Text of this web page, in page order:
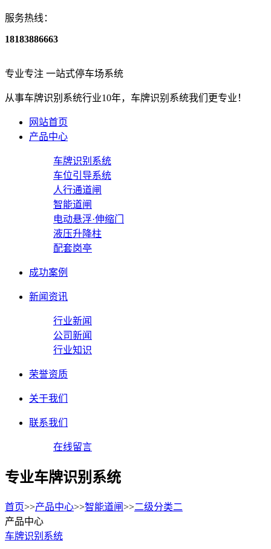
服务热线：
18183886663
专业专注 一站式停车场系统
从事车牌识别系统行业10年，车牌识别系统我们更专业！
网站首页
产品中心
车牌识别系统
车位引导系统
人行通道闸
智能道闸
电动悬浮·伸缩门
液压升降柱
配套岗亭
成功案例
新闻资讯
行业新闻
公司新闻
行业知识
荣誉资质
关于我们
联系我们
在线留言
专业车牌识别系统
首页>>产品中心>>智能道闸>>二级分类二
产品中心
车牌识别系统